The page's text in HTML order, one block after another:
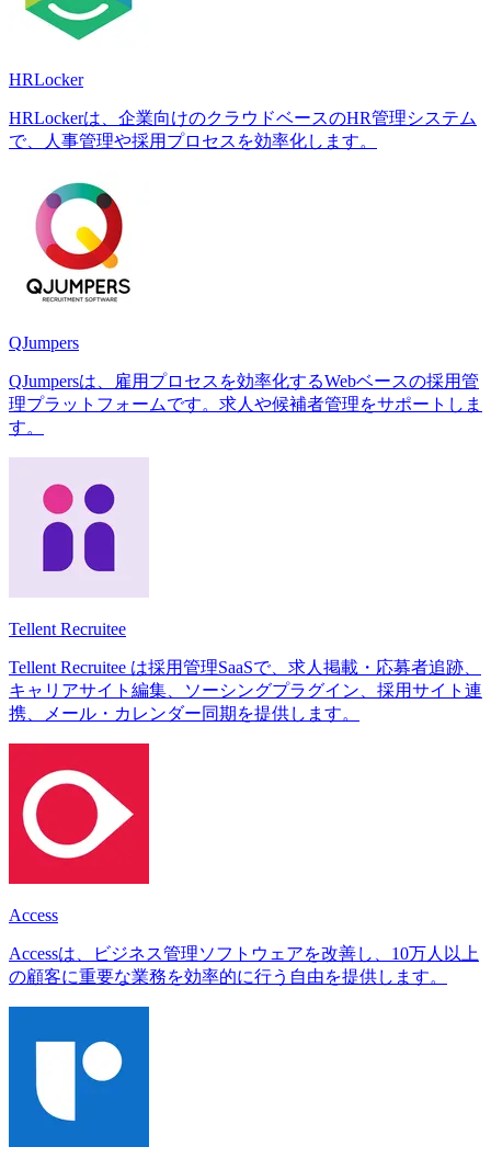
HRLocker
HRLockerは、企業向けのクラウドベースのHR管理システム
で、人事管理や採用プロセスを効率化します。
QJumpers
QJumpersは、雇用プロセスを効率化するWebベースの採用管
理プラットフォームです。求人や候補者管理をサポートしま
す。
Tellent Recruitee
Tellent Recruitee は採用管理SaaSで、求人掲載・応募者追跡、
キャリアサイト編集、ソーシングプラグイン、採用サイト連
携、メール・カレンダー同期を提供します。
Access
Accessは、ビジネス管理ソフトウェアを改善し、10万人以上
の顧客に重要な業務を効率的に行う自由を提供します。